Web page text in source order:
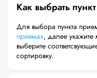
Как выбрать
Для выбора пункта
приема», далее укажите
выберите соответсвующие услуги и интересующую Вас
сортировку.